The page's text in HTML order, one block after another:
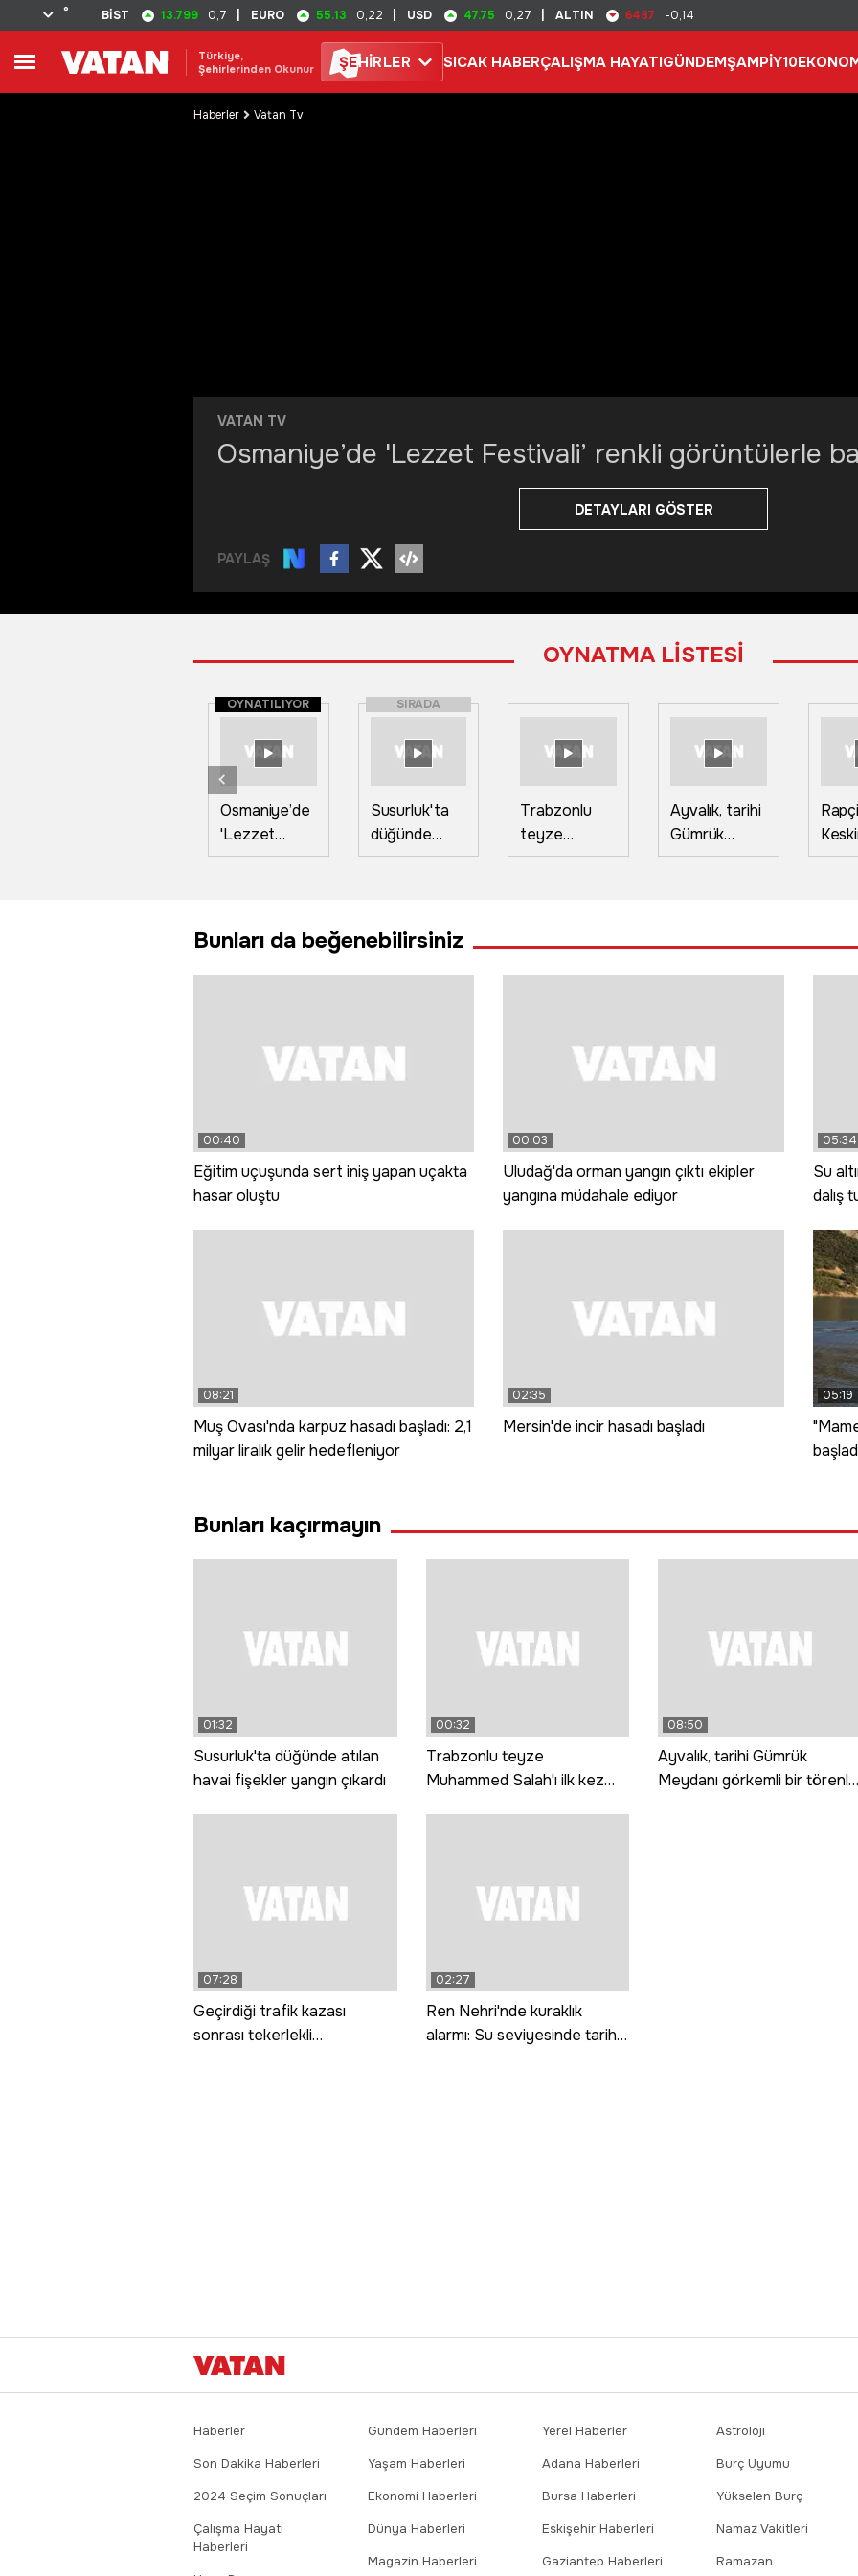
° BİST 13.799 0,7 EURO 55.13 0,22 USD 47.75 0,27 ALTIN 6487 -0,14
Türkiye,
Şehirlerinden Okunur
ŞEHİRLER SICAK HABERÇALIŞMA HAYATIGÜNDEMŞAMPİY10
Haberler Vatan Tv
VATAN TV
Osmaniye’de 'Lezzet Festivali’ renkli görüntülerle
DETAYLARI GÖSTER
PAYLAŞ
OYNATMA LİSTESİ
OYNATILIYOR
Osmaniye’de
'Lezzet
Festivali’
başladı
SIRADA
Susurluk'ta
düğünde
atılan havai
Trabzonlu
teyze
Muhammed
güççük
Ayvalık, tarihi
Gümrük
Meydanı
Bunları da beğenebilirsiniz
00:40
Eğitim uçuşunda sert iniş yapan uçakta
hasar oluştu
00:03
Uludağ'da orman yangın çıktı ekipler
yangına müdahale ediyor
05:34
Su
dalış
08:21
Muş Ovası'nda karpuz hasadı başladı: 2,1
milyar liralık gelir hedefleniyor
02:35
Mersin'de incir hasadı başladı
05:19
Bunları kaçırmayın
01:32
Susurluk'ta düğünde atılan
havai fişekler yangın çıkardı
00:32
Trabzonlu teyze
Muhammed Salah'ı ilk kez
08:50
Ayvalık, tarihi Gümrük
Meydanı görkemli bir törenle
07:28
Geçirdiği trafik kazası
sonrası tekerlekli
02:27
Ren Nehri'nde kuraklık
alarmı: Su seviyesinde tarihi
Haberler
Son Dakika Haberleri
2024 Seçim Sonuçları
Çalışma Hayatı
Haberleri
Gündem Haberleri
Yaşam Haberleri
Ekonomi Haberleri
Dünya Haberleri
Magazin Haberleri
Yerel Haberler
Adana Haberleri
Bursa Haberleri
Eskişehir Haberleri
Gaziantep Haberleri
Astroloji
Burç Uyumu
Yükselen Burç
Namaz Vakitleri
Ramazan